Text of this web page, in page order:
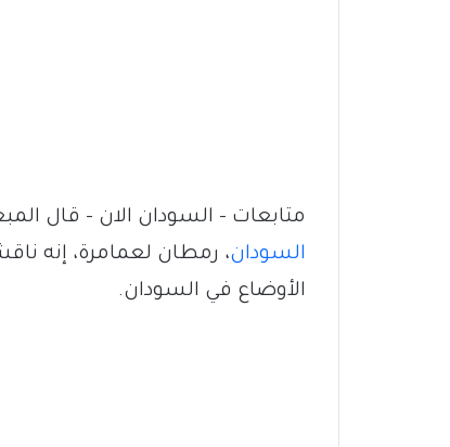
متابعات – السودان الان – قال
السودان، رمطان لعمامرة، إنه
الأوضاع في السودان.